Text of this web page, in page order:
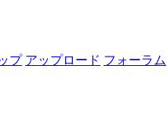
プ アップロード フォーラム